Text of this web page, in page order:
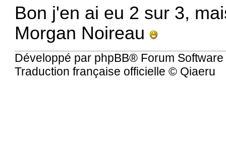
Bon j'en ai eu 2 sur 3,
Morgan Noireau
Développé par phpBB® Forum
Traduction française officielle © Qiaeru